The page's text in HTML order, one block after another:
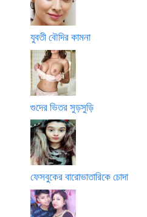
যুবতী বৌদির কামনা
গুদের ভিতর সুড়সুড়ি
ফেসবুকের বারোভাতারিকে চোদা